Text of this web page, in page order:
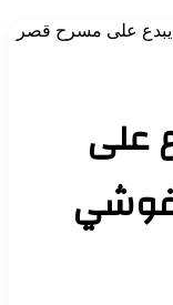
يبدع على مسرح قصر
على